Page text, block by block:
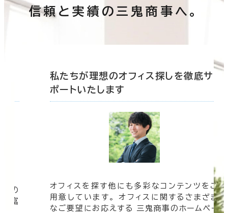
信頼と実績の三鬼商事へ。
の
豊富
私たちが理想のオフィス探しを徹底サ
ポートいたします
オフィスを探す他にも多彩なコンテンツをご
用意しています。 オフィスに関するさまざま
なご要望にお応えする 三鬼商事のホームペー